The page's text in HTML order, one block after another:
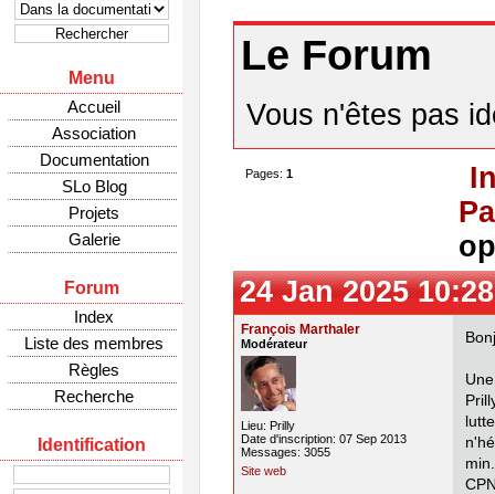
Menu
Accueil
Association
Documentation
SLo Blog
Projets
Galerie
Forum
Index
Liste des membres
Règles
Recherche
Identification
Le Forum
Vous n'êtes pas
Pages: 1
24 Jan 2025
François Marthaler
Modérateur
Lieu: Prilly
Date d'inscription: 07 Sep 2013
Messages: 3055
Site web